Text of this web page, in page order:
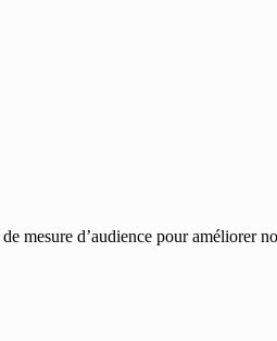
mesure d’audience pour améliorer